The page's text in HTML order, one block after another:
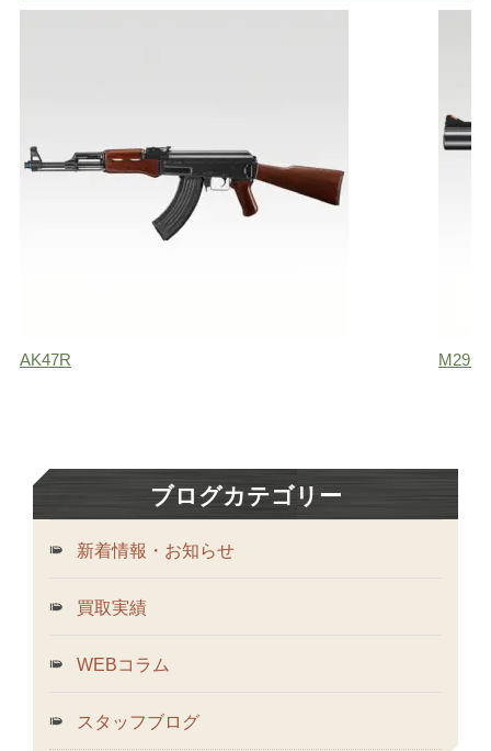
AK47R M29
ブログカテゴリー
新着情報・お知らせ
買取実績
WEBコラム
スタッフブログ